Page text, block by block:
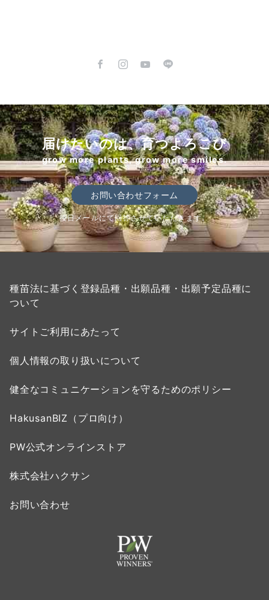
届けたいのは、育つよろこび
grow more plants, grow more smiles.
お問い合わせフォーム
後日メールにて回答させていただきます。
種苗法に基づく登録品種・出願品種・出願予定品種に
ついて
サイトご利用にあたって
個人情報の取り扱いについて
健全なコミュニケーションを守るためのポリシー
HakusanBIZ（プロ向け）
PW公式オンラインストア
株式会社ハクサン
お問い合わせ